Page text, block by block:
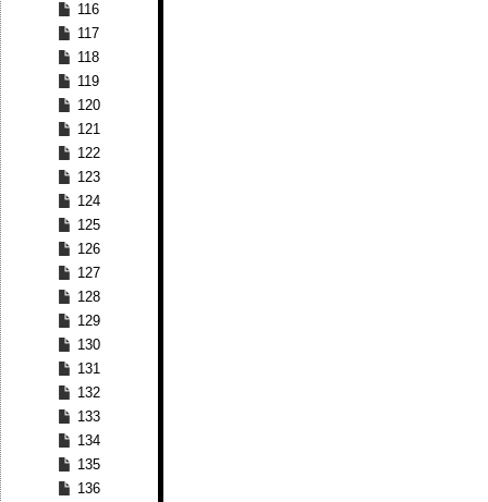
116
117
118
119
120
121
122
123
124
125
126
127
128
129
130
131
132
133
134
135
136